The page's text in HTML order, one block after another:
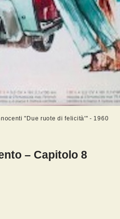
"Due ruote di felicità'" - 1960
– Capitolo 8